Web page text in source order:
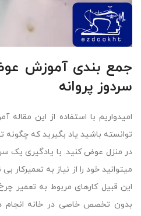
جمع بندی آموزش
سردوز پروانه
امیدواریم با استفاده از این
توانسته باشید یاد بگیرید که چگونه
در منزل عوض کنید. با یادگیری یک
میتوانید خود را از نیاز به تعمیرکار
این قبیل کارهای مربوط به تعمیر
بدون تخصص خاصی در خانه انجام